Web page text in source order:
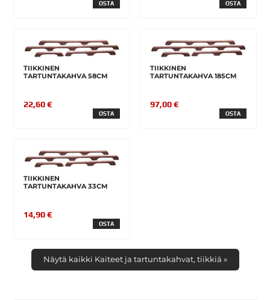
OSTA OSTA
TIIKKINEN
TARTUNTAKAHVA 58CM
22,60 €
OSTA
TIIKKINEN
TARTUNTAKAHVA 185CM
97,00 €
OSTA
TIIKKINEN
TARTUNTAKAHVA 33CM
14,90 €
OSTA
Näytä kaikki Kaiteet ja tartuntakahvat, tiikkiä »